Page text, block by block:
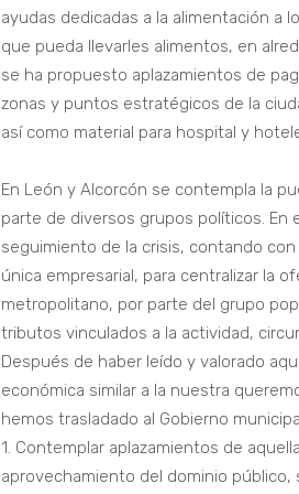
ayudas dedicadas a la alimentación a
que pueda llevarles alimentos, en
se ha propuesto aplazamientos de
zonas y puntos estratégicos de la
así como material para hospital y
En León y Alcorcón se contempla la
parte de diversos grupos políticos. En
seguimiento de la crisis, contando
única empresarial, para centralizar la
metropolitano, por parte del grupo
tributos vinculados a la actividad,
Después de haber leído y valorado
económica similar a la nuestra
hemos trasladado al Gobierno
1. Contemplar aplazamientos de
aprovechamiento del dominio